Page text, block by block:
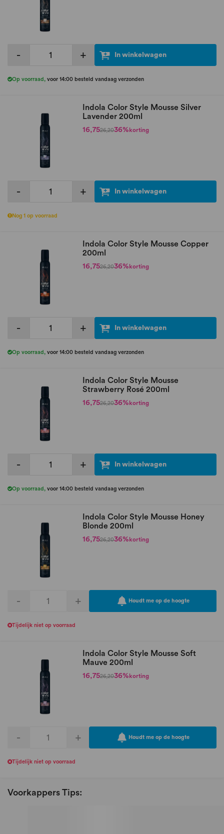
- + In winkelwagen
Op voorraad , voor 14:00 besteld vandaag verzonden
Indola Color Style Mousse Silver
Lavender 200ml
16,7526,2036% korting
- + In winkelwagen
Nog 1 op voorraad
Indola Color Style Mousse Copper
200ml
16,7526,2036% korting
- + In winkelwagen
Op voorraad , voor 14:00 besteld vandaag verzonden
Indola Color Style Mousse
Strawberry Rosé 200ml
16,7526,2036% korting
- + In winkelwagen
Op voorraad , voor 14:00 besteld vandaag verzonden
Indola Color Style Mousse Honey
Blonde 200ml
16,7526,2036% korting
- + Houdt me op de hoogte
Tijdelijk niet op voorraad
Indola Color Style Mousse Soft
Mauve 200ml
16,7526,2036% korting
- + Houdt me op de hoogte
Tijdelijk niet op voorraad
Voorkappers Tips: